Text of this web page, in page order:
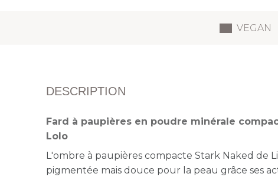
VEGAN
DESCRIPTION
Fard à paupières en poudre minérale
Lolo
L'ombre à paupières compacte Stark Naked de
pigmentée mais douce pour la peau grâce ses